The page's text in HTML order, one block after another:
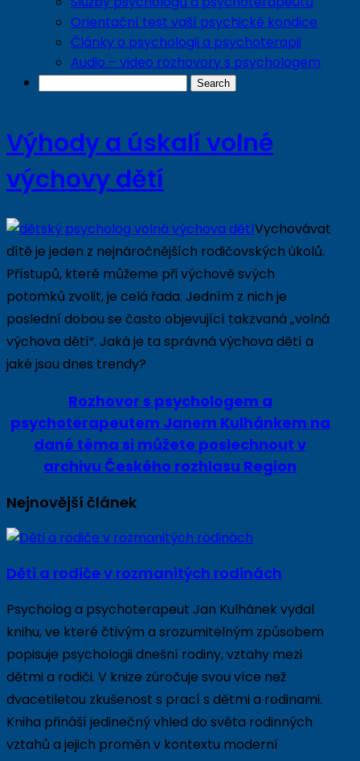
Orientační test vaší psychické kondice
Články o psychologii a psychoterapii
Audio – video rozhovory s psychologem
Výhody a úskalí volné
výchovy dětí
Vychovávat
dítě je jeden z nejnáročnějších rodičovských úkolů.
Přístupů, které můžeme při výchově svých
potomků zvolit, je celá řada. Jedním z nich je
poslední dobou se často objevující takzvaná „volná
výchova dětí“. Jaká je ta správná výchova dětí a
jaké jsou dnes trendy?
Rozhovor s psychologem a
psychoterapeutem Janem Kulhánkem na
dané téma si můžete poslechnout v
archivu Českého rozhlasu Region
Nejnovější článek
Děti a rodiče v rozmanitých rodinách
Psycholog a psychoterapeut Jan Kulhánek vydal
knihu, ve které čtivým a srozumitelným způsobem
popisuje psychologii dnešní rodiny, vztahy mezi
dětmi a rodiči. V knize zúročuje svou více než
dvacetiletou zkušenost s prací s dětmi a rodinami.
Kniha přináší jedinečný vhled do světa rodinných
vztahů a jejich proměn v kontextu moderní